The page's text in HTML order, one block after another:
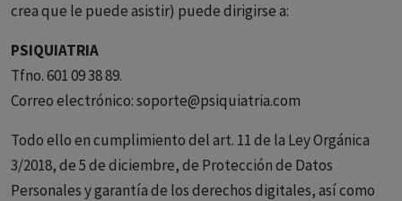
crea que le puede asistir) puede dirigirse a:
PSIQUIATRIA
Tfno. 601 09 38 89.
Correo electrónico: soporte@psiquiatria.com
Todo ello en cumplimiento del art. 11 de la Ley Orgánica
3/2018, de 5 de diciembre, de Protección de Datos
Personales y garantía de los derechos digitales, así como